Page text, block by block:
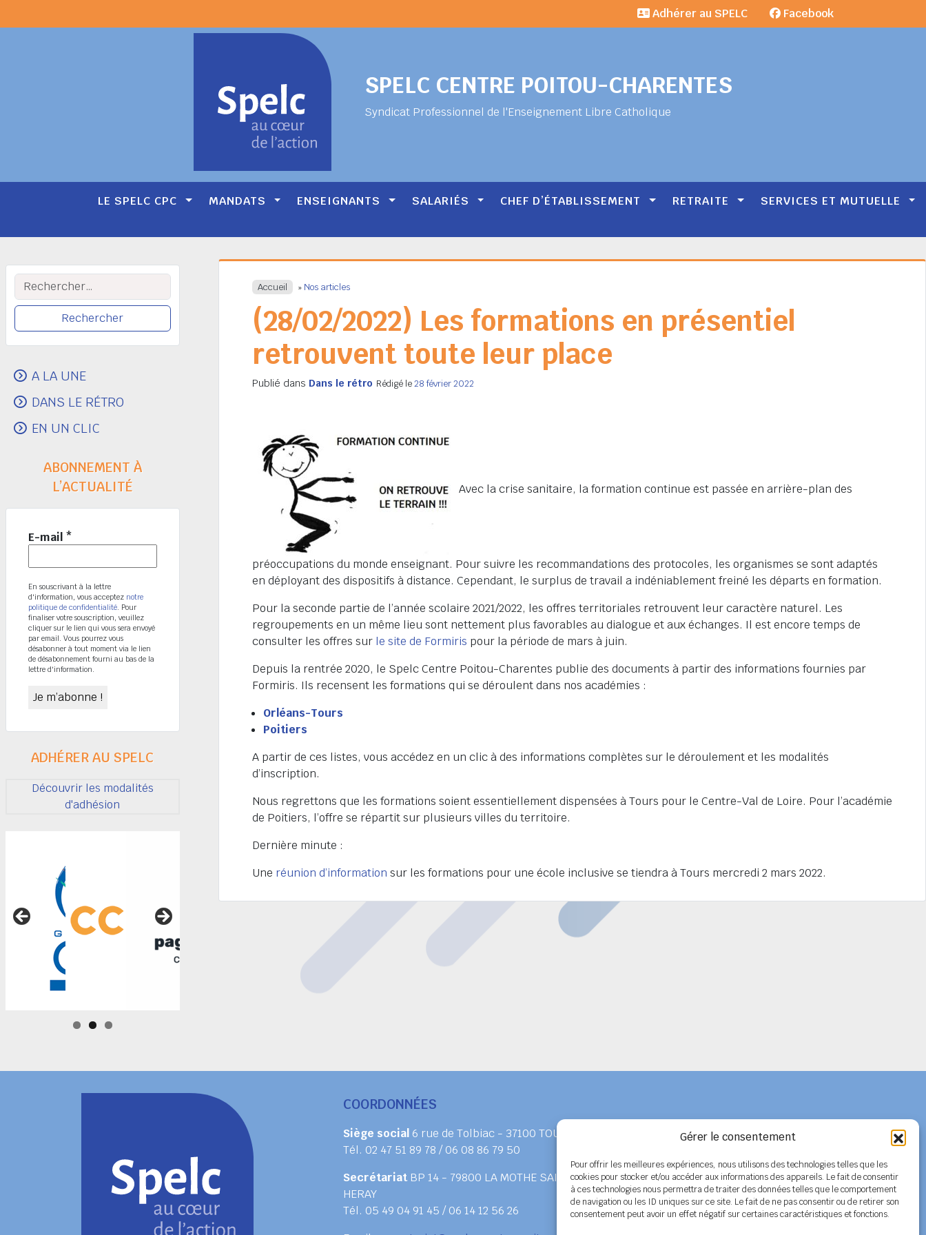
Gérer le consentement
Pour offrir les meilleures expériences, nous utilisons des technologies telles que les
cookies pour stocker et/ou accéder aux informations des appareils. Le fait de consentir
à ces technologies nous permettra de traiter des données telles que le comportement
de navigation ou les ID uniques sur ce site. Le fait de ne pas consentir ou de retirer son
consentement peut avoir un effet négatif sur certaines caractéristiques et fonctions.
SPELC CENTRE POITOU-CHARENTES
Syndicat Professionnel de l'Enseignement Libre Catholique
Adhérer au SPELC Facebook
LE SPELC CPC MANDATS ENSEIGNANTS SALARIÉS CHEF D’ÉTABLISSEMENT RETRAITE SERVICES ET MUTUELLE
Accueil » Nos articles
(28/02/2022) Les formations en présentiel
retrouvent toute leur place
Publié dans Dans le rétro Rédigé le28 février 2022
Avec la crise sanitaire, la formation continue est passée en arrière-plan des
préoccupations du monde enseignant. Pour suivre les recommandations des protocoles, les organismes se sont adaptés
en déployant des dispositifs à distance. Cependant, le surplus de travail a indéniablement freiné les départs en formation.
Pour la seconde partie de l’année scolaire 2021/2022, les offres territoriales retrouvent leur caractère naturel. Les
regroupements en un même lieu sont nettement plus favorables au dialogue et aux échanges. Il est encore temps de
consulter les offres sur le site de Formiris pour la période de mars à juin.
Depuis la rentrée 2020, le Spelc Centre Poitou-Charentes publie des documents à partir des informations fournies par
Formiris. Ils recensent les formations qui se déroulent dans nos académies :
Orléans-Tours
Poitiers
A partir de ces listes, vous accédez en un clic à des informations complètes sur le déroulement et les modalités
d’inscription.
Nous regrettons que les formations soient essentiellement dispensées à Tours pour le Centre-Val de Loire. Pour l’académie
de Poitiers, l’offre se répartit sur plusieurs villes du territoire.
Dernière minute :
Une réunion d’information sur les formations pour une école inclusive se tiendra à Tours mercredi 2 mars 2022.
Rechercher :
A LA UNE
DANS LE RÉTRO
EN UN CLIC
ABONNEMENT À
L’ACTUALITÉ
E-mail *
En souscrivant à la lettre
d'information, vous acceptez notre
politique de confidentialité . Pour
finaliser votre souscription, veuillez
cliquer sur le lien qui vous sera envoyé
par email. Vous pourrez vous
désabonner à tout moment via le lien
de désabonnement fourni au bas de la
lettre d'information.
ADHÉRER AU SPELC
Découvrir les modalités
d'adhésion
COORDONNÉES
Siège social 6 rue de Tolbiac - 37100 TOURS
Tél. 02 47 51 89 78 / 06 08 86 79 50
SecrétariatBP 14 - 79800 LA MOTHE SAINT
HERAY
Tél. 05 49 04 91 45 / 06 14 12 56 26
Adhérer au SPELC
Facebook
Nos articles